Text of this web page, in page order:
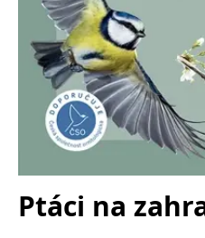
Ptáci na
CookieScriptConsent